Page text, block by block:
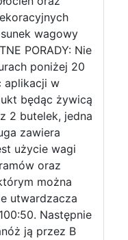
wagowy
PORADY: Nie
poniżej 20
aplikacji w
będąc żywicą
2 butelek, jedna
zawiera
użycie wagi
oraz
można
utwardzacza
Następnie
ją przez B